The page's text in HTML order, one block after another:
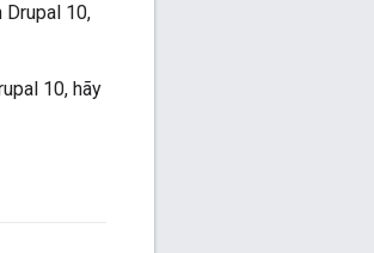
Drupal 10,
10, hãy